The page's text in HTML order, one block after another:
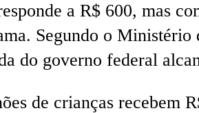
a R$ 600, mas
Segundo o
do governo federal
de crianças recebem